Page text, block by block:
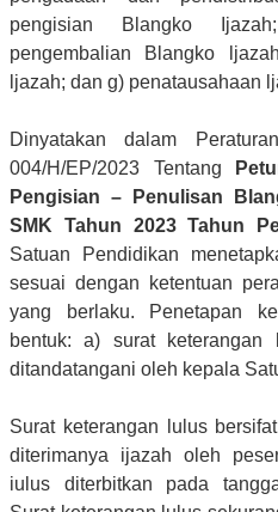
pengisian Blangko
pengembalian Blangko
ljazah; dan g) penatausahaan
Dinyatakan dalam
004/H/EP/2023 Tentang
Pengisian – Penulisan
SMK Tahun 2023 Tahun
Satuan Pendidikan
sesuai dengan ketentuan
yang berlaku. Penetapan
bentuk: a) surat
ditandatangani oleh kepala
Surat keterangan lulus
diterimanya ijazah oleh
iulus diterbitkan pada